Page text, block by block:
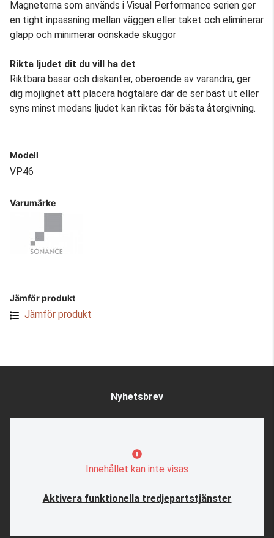
Magneterna som används i Visual Performance serien ger
en tight inpassning mellan väggen eller taket och eliminerar
glapp och minimerar oönskade skuggor
Rikta ljudet dit du vill ha det
Riktbara basar och diskanter, oberoende av varandra, ger
dig möjlighet att placera högtalare där de ser bäst ut eller
syns minst medans ljudet kan riktas för bästa återgivning.
Modell
VP46
Varumärke
Jämför produkt
Jämför produkt
Nyhetsbrev
Innehållet kan inte visas
Aktivera funktionella tredjepartstjänster